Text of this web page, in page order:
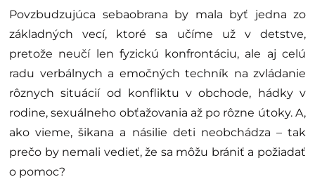
Povzbudzujúca sebaobrana by mala byť jedna zo
základných vecí, ktoré sa učíme už v detstve,
pretože neučí len fyzickú konfrontáciu, ale aj celú
radu verbálnych a emočných techník na zvládanie
rôznych situácií od konfliktu v obchode, hádky v
rodine, sexuálneho obťažovania až po rôzne útoky. A,
ako vieme, šikana a násilie deti neobchádza – tak
prečo by nemali vedieť, že sa môžu brániť a požiadať
o pomoc?